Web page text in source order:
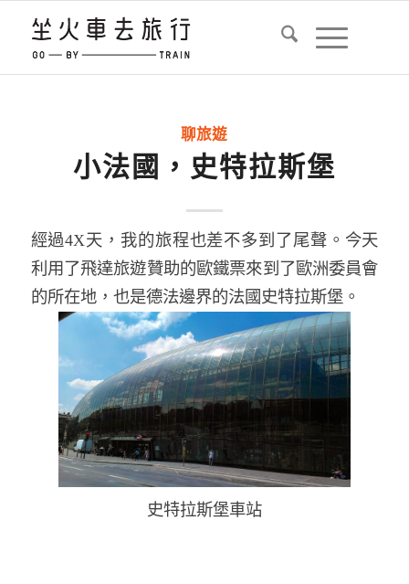
聊旅遊
小法國，史特拉斯堡
經過4X天，我的旅程也差不多到了尾聲。今天
利用了飛達旅遊贊助的歐鐵票來到了歐洲委員會
的所在地，也是德法邊界的法國史特拉斯堡。
史特拉斯堡車站